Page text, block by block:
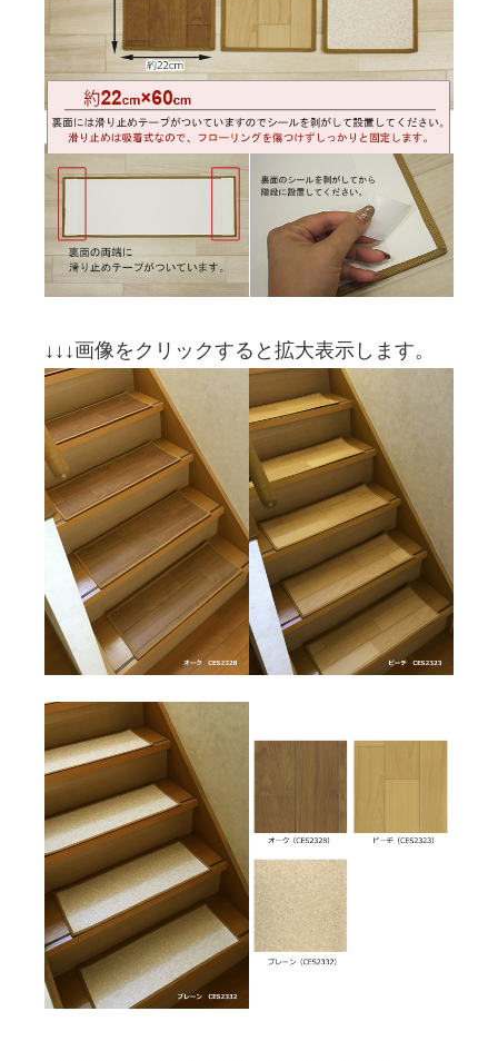
↓↓↓画像をクリックすると拡大表示します。